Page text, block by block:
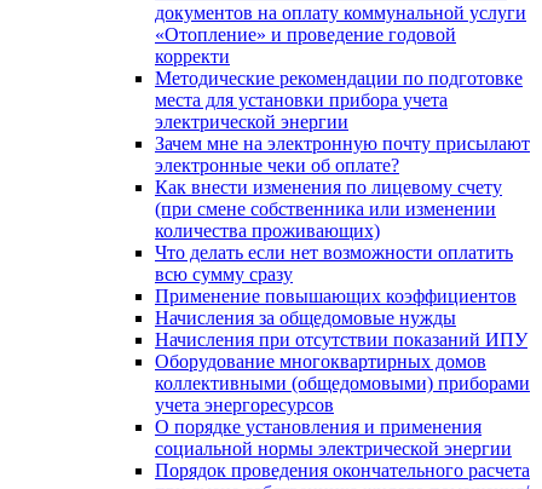
документов на оплату коммунальной услуги
«Отопление» и проведение годовой
корректи
Методические рекомендации по подготовке
места для установки прибора учета
электрической энергии
Зачем мне на электронную почту присылают
электронные чеки об оплате?
Как внести изменения по лицевому счету
(при смене собственника или изменении
количества проживающих)
Что делать если нет возможности оплатить
всю сумму сразу
Применение повышающих коэффициентов
Начисления за общедомовые нужды
Начисления при отсутствии показаний ИПУ
Оборудование многоквартирных домов
коллективными (общедомовыми) приборами
учета энергоресурсов
О порядке установления и применения
социальной нормы электрической энергии
Порядок проведения окончательного расчета